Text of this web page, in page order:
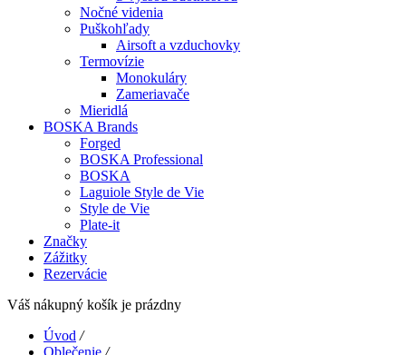
Nočné videnia
Puškohľady
Airsoft a vzduchovky
Termovízie
Monokuláry
Zameriavače
Mieridlá
BOSKA Brands
Forged
BOSKA Professional
BOSKA
Laguiole Style de Vie
Style de Vie
Plate-it
Značky
Zážitky
Rezervácie
Váš nákupný košík je prázdny
Úvod /
Oblečenie /